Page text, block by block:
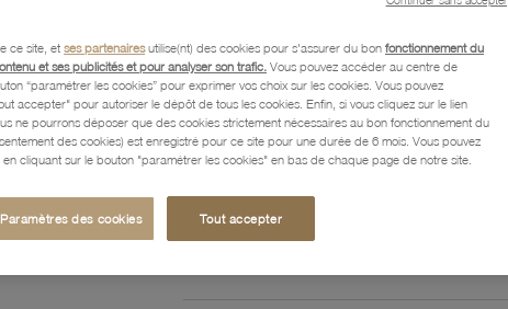
Description
Caractéristiques détaillées
ce site, et ses partenairesutilise(nt) des cookies pour s'assurer du bon fonctionnement du
et ses publicités et pour analyser son trafic. Vous pouvez accéder au centre de
“paramétrer les cookies” pour exprimer vos choix sur les cookies. Vous pouvez
accepter" pour autoriser le dépôt de tous les cookies. Enfin, si vous cliquez sur le lien
ne pourrons déposer que des cookies strictement nécessaires au bon fonctionnement du
des cookies) est enregistré pour ce site pour une durée de 6 mois. Vous pouvez
cliquant sur le bouton "paramétrer les cookies" en bas de chaque page de notre site.
Paramètres des cookies Tout accepter